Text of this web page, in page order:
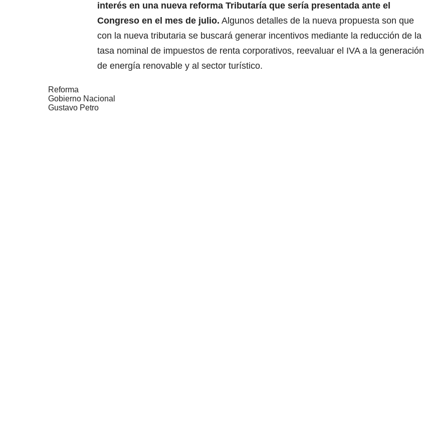
interés en una nueva reforma Tributaría que sería presentada ante el
Congreso en el mes de julio. Algunos detalles de la nueva propuesta son que
con la nueva tributaria se buscará generar incentivos mediante la reducción de la
tasa nominal de impuestos de renta corporativos, reevaluar el IVA a la generación
de energía renovable y al sector turístico.
Reforma
Gobierno Nacional
Gustavo Petro